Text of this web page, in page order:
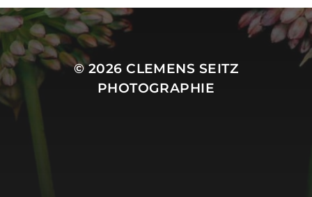
© 2026CLEMENS SEITZ
PHOTOGRAPHIE